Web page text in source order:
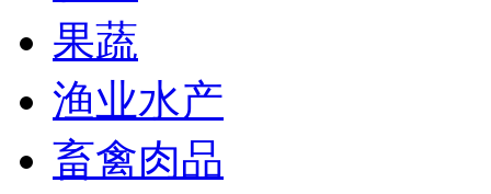
果蔬
渔业水产
畜禽肉品